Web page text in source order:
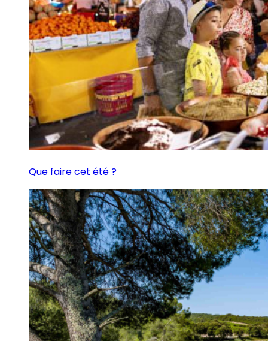
Que faire cet été ?